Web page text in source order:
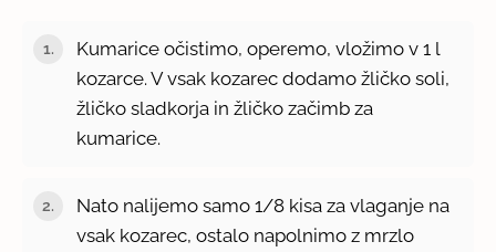
Kumarice očistimo, operemo, vložimo v 1 l
kozarce. V vsak kozarec dodamo žličko soli,
žličko sladkorja in žličko začimb za
kumarice.
Nato nalijemo samo 1/8 kisa za vlaganje na
vsak kozarec, ostalo napolnimo z mrzlo